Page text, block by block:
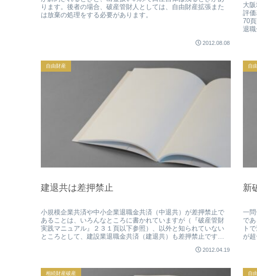
ります。後者の場合、破産管財人としては、自由財産拡張また
は放棄の処理をする必要があります。
2012.08.08
大
評
70
退
自由財産
建退共は差押禁止
小規模企業共済や中小企業退職金共済（中退共）が差押禁止で
あることは、いろんなところに書かれていますが（『破産管財
実践マニュアル』２３１頁以下参照）、以外と知られていない
ところとして、建設業退職金共済（建退共）も差押禁止です。
2012.04.19
自
新
一
で
ト
が
相続財産破産 自